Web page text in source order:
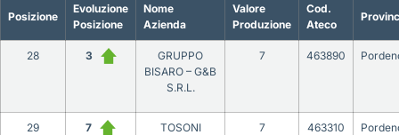
Posizione
Evoluzione
Posizione
Nome
Azienda
Valore
Produzione
Cod.
Ateco
28 3
GRUPPO
BISARO – G&B
S.R.L.
7 463890
29 7
TOSONI
7 463310